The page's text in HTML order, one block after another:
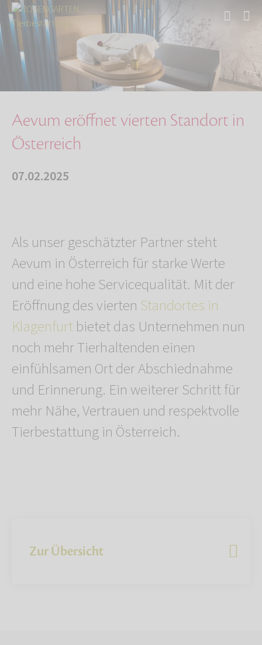
Start Über uns
Aktuelles
Aevum eröffnet vierten Standort in Österreich
Aevum eröffnet vierten Standort in
Österreich
07.02.2025
Als unser geschätzter Partner steht
Aevum in Österreich für starke Werte
und eine hohe Servicequalität. Mit der
Eröffnung des vierten Standortes in
Klagenfurtbietet das Unternehmen nun
noch mehr Tierhaltenden einen
einfühlsamen Ort der Abschiednahme
und Erinnerung. Ein weiterer Schritt für
mehr Nähe, Vertrauen und respektvolle
Tierbestattung in Österreich.
Zur Übersicht